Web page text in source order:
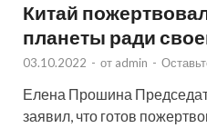
Китай
планеты ради
03.10.2022 - от admin -
Елена Прошина
заявил, что готов